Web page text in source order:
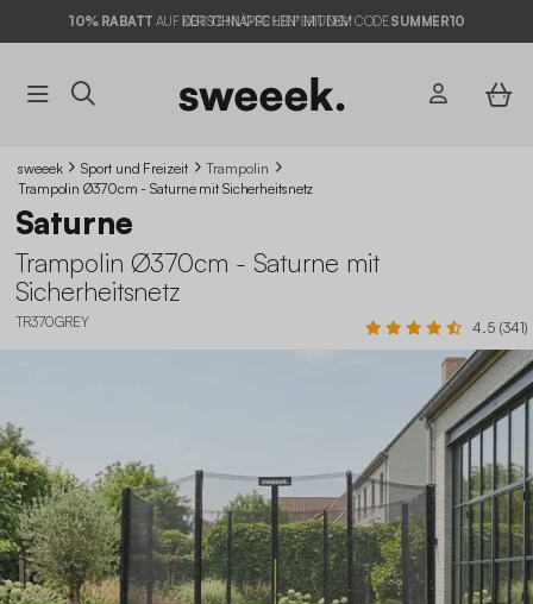
10% RABATT AUF DER SCHNÄPPCHEN* MIT DEM CODESUMMER10
sweeek Sport und Freizeit
Trampolin
Trampolin Ø370cm - Saturne mit Sicherheitsnetz
Saturne
Trampolin Ø370cm - Saturne mit
Sicherheitsnetz
TR370GREY 4.5 (341)